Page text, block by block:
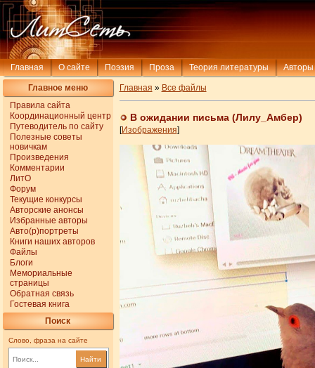
Главная О сайте Поэзия Проза Теория литературы Авторы
Главное меню
Правила сайта
Координационный центр
Путеводитель по сайту
Полезные советы
новичкам
Произведения
Комментарии
ЛитО
Форум
Текущие конкурсы
Авторские анонсы
Избранные авторы
Авто(р)портреты
Книги наших авторов
Файлы
Блоги
Мемориальные
страницы
Обратная связь
Гостевая книга
Поиск
Слово, фраза на сайте
Найти
Главная » Все файлы
В ожидании письма (Лилу_Амбер)
[Изображения]